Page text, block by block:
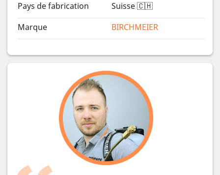
Pays de fabrication
Suisse 🇨🇭
Marque
BIRCHMEIER